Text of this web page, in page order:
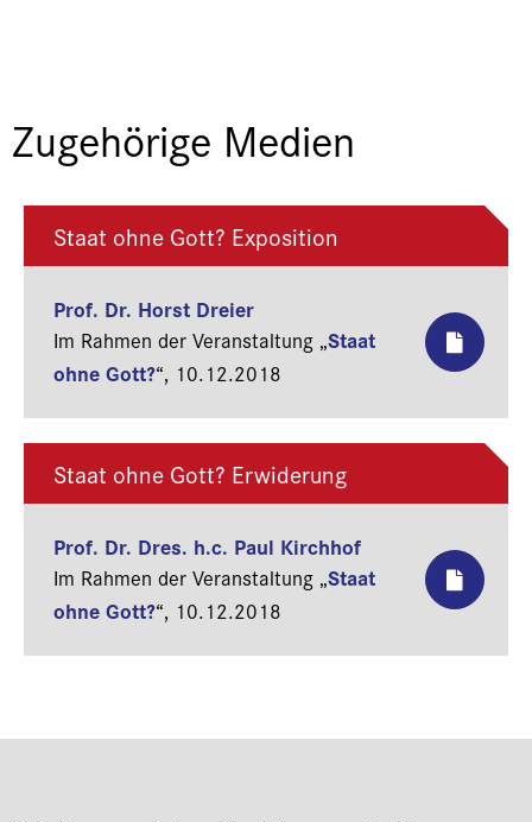
Zugehörige Medien
Staat ohne Gott? Exposition
Prof. Dr. Horst Dreier
Im Rahmen der Veranstaltung „Staat
ohne Gott?“, 10.12.2018
Staat ohne Gott? Erwiderung
Prof. Dr. Dres. h.c. Paul Kirchhof
Im Rahmen der Veranstaltung „Staat
ohne Gott?“, 10.12.2018